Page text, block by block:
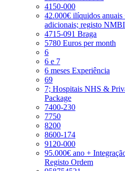
4150-000
42.000€ ilíquidos anuais
adicionais; registo
4715-091 Braga
5780 Euros per month
6
6 e 7
6 meses Experiência
69
7; Hospitais NHS &
Package
7400-230
7750
8200
8600-174
9120-000
95.000€ ano +
Registo Ordem